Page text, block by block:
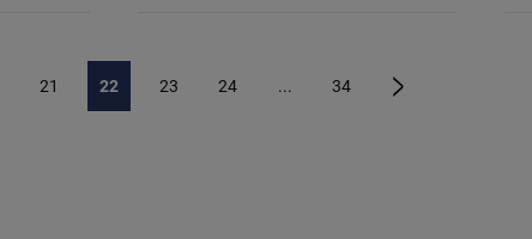
21 22 23 24 ... 34